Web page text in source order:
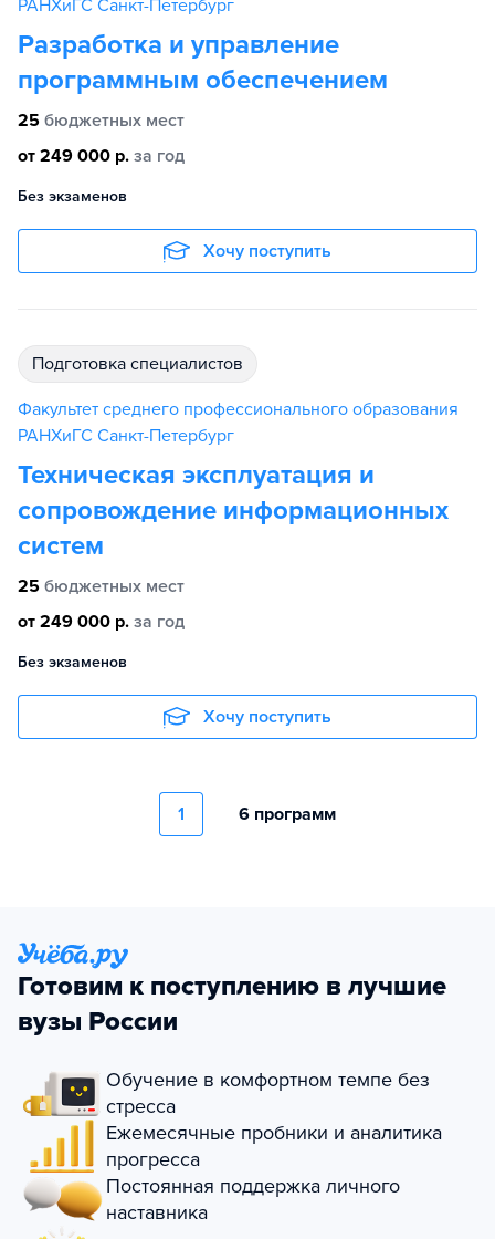
РАНХиГС Санкт-Петербург
Разработка и управление
программным обеспечением
25 бюджетных мест
от 249 000 р. за год
Без экзаменов
Хочу поступить
подготовка специалистов
Факультет среднего профессионального образования
РАНХиГС Санкт-Петербург
Техническая эксплуатация и
сопровождение информационных
систем
25 бюджетных мест
от 249 000 р. за год
Без экзаменов
Хочу поступить
1 6 программ
Готовим к поступлению в лучшие
вузы России
Обучение в комфортном темпе без
стресса
Ежемесячные пробники и аналитика
прогресса
Постоянная поддержка личного
наставника